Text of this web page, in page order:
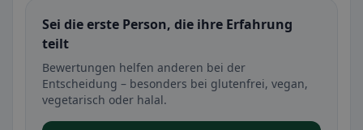
Sei die erste Person, die ihre Erfahrung
teilt
Bewertungen helfen anderen bei der
Entscheidung – besonders bei glutenfrei, vegan,
vegetarisch oder halal.